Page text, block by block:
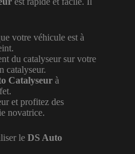
votre véhicule est à
du catalyseur sur votre
catalyseur.
Catalyseur à
et profitez des
novatrice.
le DS Auto